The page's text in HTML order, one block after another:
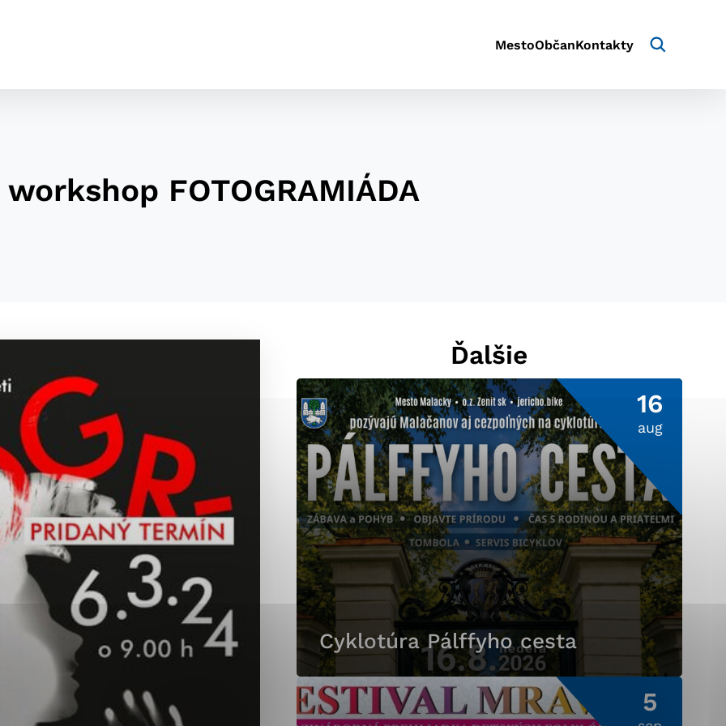
MestoObčanKontakty
FOTOGRAMIÁDA
Ďalšie
16
aug
Cyklotúra Pálffyho cesta
5
pre prevádzku nevyhnutné a pomáhajú urobiť webové stránky uplatniteľnými
funkcie, ako je navigácia na stránke a prístup k zabezpečeným oblastiam webovej
cookie nemôže web správne fungovať.
prevádzkovateľovi stránok pochopiť, ako návštevníci stránok stránku používajú,
a ponúknuť im lepšiu skúsenosť. Všetky dáta sa zbierajú anonymne a nie je
osobou.
Povoliť všetko Uložiť nastavenia Viac informácií